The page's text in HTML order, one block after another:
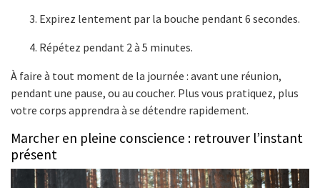
Expirez lentement par la bouche pendant 6 secondes.
Répétez pendant 2 à 5 minutes.
À faire à tout moment de la journée : avant une réunion,
pendant une pause, ou au coucher. Plus vous pratiquez, plus
votre corps apprendra à se détendre rapidement.
Marcher en pleine conscience : retrouver l’instant
présent